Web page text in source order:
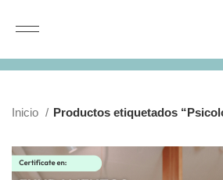
Inicio Productos etiquetados